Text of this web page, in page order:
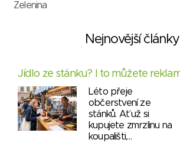
Zelenina
Nejnovější články
Jídlo ze stánku? I to můžete
Léto přeje
občerstvení ze
stánků. Ať už si
kupujete zmrzlinu na
koupališti,…